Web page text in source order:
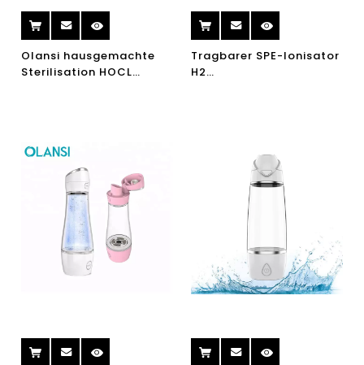
Olansi hausgemachte
Sterilisation HOCL
Tragbarer SPE-Ionisator
H2